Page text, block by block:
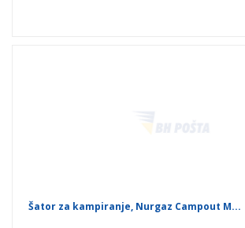
Šator za kampiranje, Nurgaz Campout M...